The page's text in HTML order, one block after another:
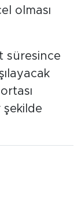
olması
süresince
şekilde